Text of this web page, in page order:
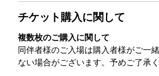
チケット購入に関して
複数枚のご購入に関して
同伴者様のご入場は購入者様がご一
ない場合がございます。予めご了承く